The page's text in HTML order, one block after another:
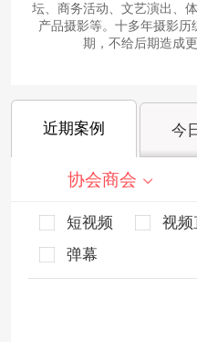
坛、商务活动、文艺演出、
产品摄影等。十多年摄影
期，不给后期造成
近期案例 今
协会商会
短视频 视频
弹幕